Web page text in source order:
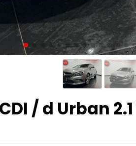
/ d Urban